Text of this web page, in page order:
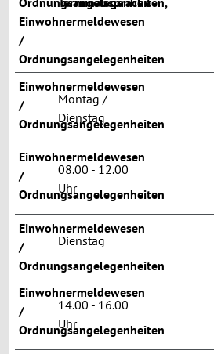
Einwohnermeldewesen
/
Ordnungsangelegenheiten
Einwohnermeldewesen
/
Ordnungsangelegenheiten
Montag /
Dienstag
Einwohnermeldewesen
/
Ordnungsangelegenheiten
08.00 - 12.00
Uhr
Einwohnermeldewesen
/
Ordnungsangelegenheiten
Dienstag
Einwohnermeldewesen
/
Ordnungsangelegenheiten
14.00 - 16.00
Uhr